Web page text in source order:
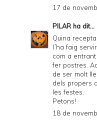
17 de
PILAR ha dit...
Quina
l´ha faig
com a
fer postres.
de ser molt
dels propers
les festes.
Petons!
18 de